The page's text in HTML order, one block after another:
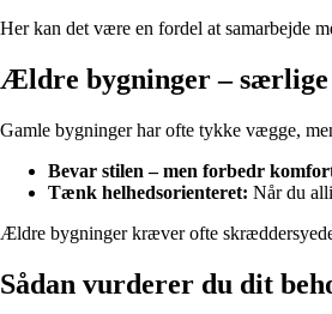
Her kan det være en fordel at samarbejde
Ældre bygninger –
Gamle bygninger har ofte tykke vægge,
Bevar stilen – men forbedr
Tænk helhedsorienteret: Når du
Ældre bygninger kræver ofte
Sådan vurderer du dit